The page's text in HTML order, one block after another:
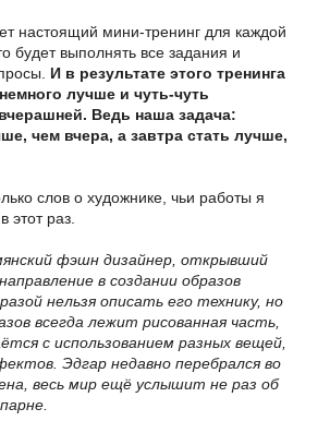
настоящий мини-тренинг для каждой
будет выполнять все задания и
И в результате этого тренинга
лучше и чуть-чуть
Ведь наша задача:
чем вчера, а завтра стать лучше,
слов о художнике, чьи работы я
этот раз.
фэшн дизайнер, открывший
в создании образов
нельзя описать его технику, но
всегда лежит рисованная часть,
с использованием разных вещей,
Эдгар недавно перебрался во
весь мир ещё услышит не раз об